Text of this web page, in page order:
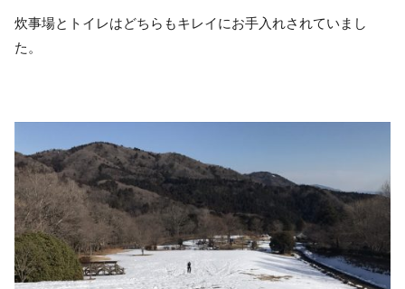
炊事場とトイレはどちらもキレイにお手入れされていまし
た。